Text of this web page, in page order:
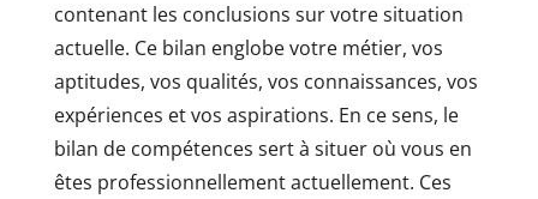
contenant les conclusions sur votre situation
actuelle. Ce bilan englobe votre métier, vos
aptitudes, vos qualités, vos connaissances, vos
expériences et vos aspirations. En ce sens, le
bilan de compétences sert à situer où vous en
êtes professionnellement actuellement. Ces